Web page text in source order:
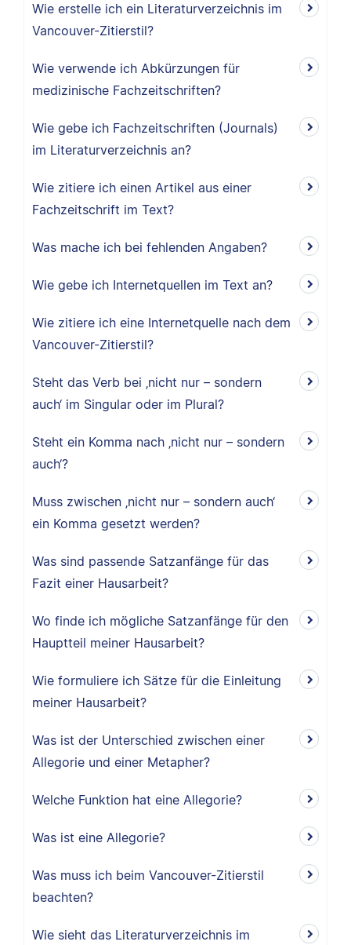
Wie erstelle ich ein Literaturverzeichnis im
Vancouver-Zitierstil?
Wie verwende ich Abkürzungen für
medizinische Fachzeitschriften?
Wie gebe ich Fachzeitschriften (Journals)
im Literaturverzeichnis an?
Wie zitiere ich einen Artikel aus einer
Fachzeitschrift im Text?
Was mache ich bei fehlenden Angaben?
Wie gebe ich Internetquellen im Text an?
Wie zitiere ich eine Internetquelle nach dem
Vancouver-Zitierstil?
Steht das Verb bei ‚nicht nur – sondern
auch‘ im Singular oder im Plural?
Steht ein Komma nach ‚nicht nur – sondern
auch‘?
Muss zwischen ‚nicht nur – sondern auch‘
ein Komma gesetzt werden?
Was sind passende Satzanfänge für das
Fazit einer Hausarbeit?
Wo finde ich mögliche Satzanfänge für den
Hauptteil meiner Hausarbeit?
Wie formuliere ich Sätze für die Einleitung
meiner Hausarbeit?
Was ist der Unterschied zwischen einer
Allegorie und einer Metapher?
Welche Funktion hat eine Allegorie?
Was ist eine Allegorie?
Was muss ich beim Vancouver-Zitierstil
beachten?
Wie sieht das Literaturverzeichnis im